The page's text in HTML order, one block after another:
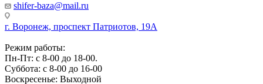
shifer-baza@mail.ru
г. Воронеж, проспект Патриотов, 19А
Режим работы:
Пн-Пт: с 8-00 до 18-00.
Суббота: с 8-00 до 16-00
Воскресенье: Выходной